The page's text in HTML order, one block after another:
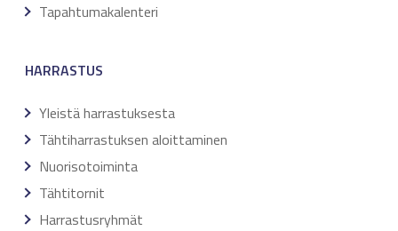
Tapahtumakalenteri
HARRASTUS
Yleistä harrastuksesta
Tähtiharrastuksen aloittaminen
Nuorisotoiminta
Tähtitornit
Harrastusryhmät